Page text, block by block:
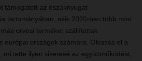
támogatott az északnyugat-
tartományában, akik 2020-ban több mint
orvosi terméket szállítottak
európai országok számára. Olvassa el a
mi tette ilyen sikeresé az együttműködést,